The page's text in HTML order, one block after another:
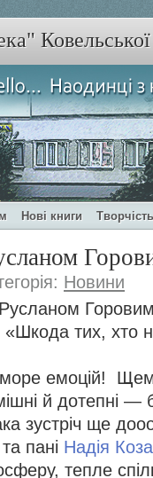
Нові книги
Новини
Русланом
«Шкода тих, хто
емоцій!
й дотепні —
зустріч ще
пані Надія
тепле